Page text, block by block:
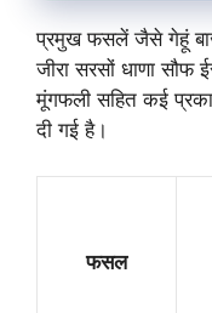
प्रमुख फसलें जैसे गेहूं
जीरा सरसों धाणा सौफ
मूंगफली सहित कई
दी गई है।
फसल